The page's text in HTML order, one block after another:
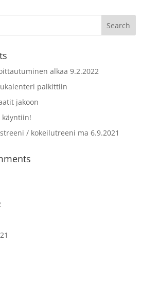
alkaa 9.2.2022
palkittiin
jakoon
käyntiin!
/ kokeilutreeni ma 6.9.2021